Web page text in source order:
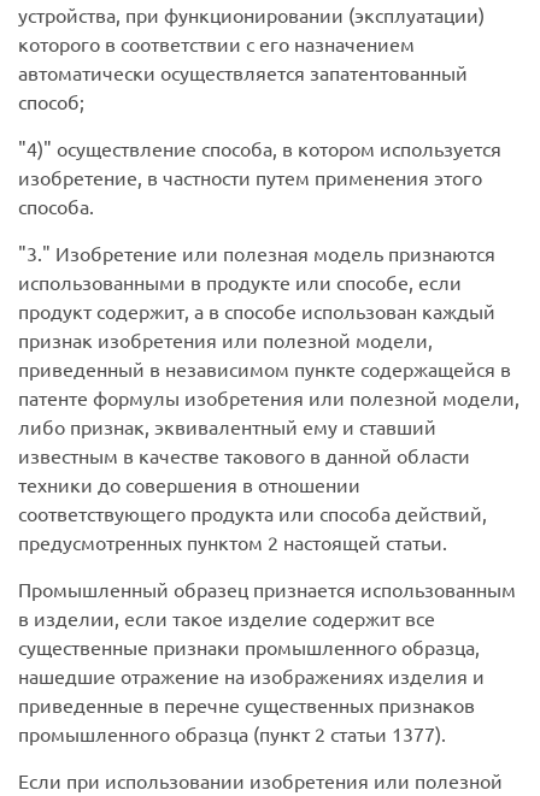
устройства, при функционировании (эксплуатации)
которого в соответствии с его назначением
автоматически осуществляется запатентованный
способ;
4) осуществление способа, в котором используется
изобретение, в частности путем применения этого
способа.
3.
Изобретение или полезная модель признаются
использованными в продукте или способе, если
продукт содержит, а в способе использован каждый
признак изобретения или полезной модели,
приведенный в независимом пункте содержащейся в
патенте формулы изобретения или полезной модели,
либо признак, эквивалентный ему и ставший
известным в качестве такового в данной области
техники до совершения в отношении
соответствующего продукта или способа действий,
предусмотренных пунктом 2 настоящей статьи.
Промышленный образец признается использованным
в изделии, если такое изделие содержит все
существенные признаки промышленного образца,
нашедшие отражение на изображениях изделия и
приведенные в перечне существенных признаков
промышленного образца (пункт 2 статьи 1377).
Если при использовании изобретения или полезной